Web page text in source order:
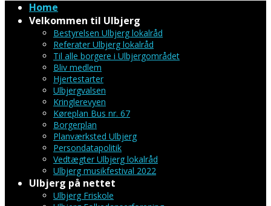
Home
Velkommen til Ulbjerg
Bestyrelsen Ulbjerg lokalråd
Referater Ulbjerg lokalråd
Til alle borgere i Ulbjergområdet
Bliv medlem
Hjertestarter
Ulbjergvalsen
Kringlerevyen
Køreplan Bus nr. 67
Borgerplan
Planværksted Ulbjerg
Persondatapolitik
Vedtægter Ulbjerg lokalråd
Ulbjerg musikfestival 2022
Ulbjerg på nettet
Ulbjerg Friskole